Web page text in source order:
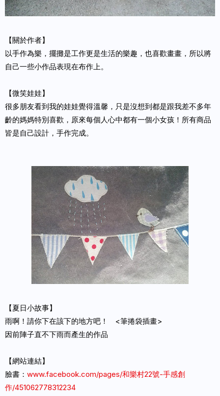
【關於作者】
以手作為樂，擺攤是工作更是生活的樂趣，也喜歡畫畫，所以將
自己一些小作品表現在布作上。
【微笑娃娃】
很多朋友看到我的娃娃覺得溫馨，只是沒想到都是跟我差不多年
齡的媽媽特別喜歡，原來每個人心中都有一個小女孩！所有商品
皆是自己設計，手作完成。
【夏日小故事】
雨啊！請你下在該下的地方吧！ <筆捲袋插畫>
因前陣子直不下雨而產生的作品
【網站連結】
臉書： www.facebook.com/pages/和樂村22號-手感創
作/451062778312234